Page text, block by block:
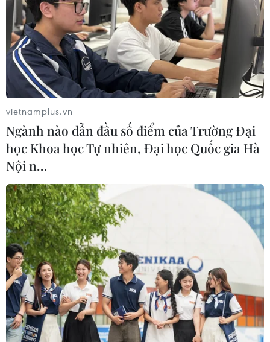
vietnamplus.vn
Ngành nào dẫn đầu số điểm của Trường Đại
học Khoa học Tự nhiên, Đại học Quốc gia Hà
Nội n…